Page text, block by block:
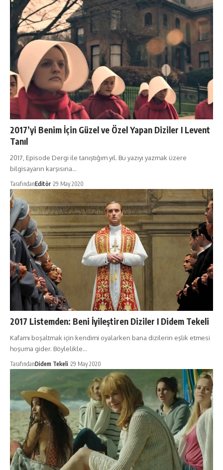
2017’yi Benim İçin Güzel ve Özel Yapan Diziler I Levent
Tanıl
2017, Episode Dergi ile tanıştığım yıl. Bu yazıyı yazmak üzere
bilgisayarın karşısına…
TarafındanEditör 29 May 2020
2017 Listemden: Beni İyileştiren Diziler I Didem Tekeli
Kafamı boşaltmak için kendimi oyalarken bana dizilerin eşlik etmesi
hoşuma gider. Böylelikle…
TarafındanDidem Tekeli 29 May 2020